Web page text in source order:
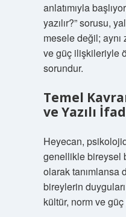
anlatımıyla
yazılır?” sorusu,
mesele değil;
ve güç ilişkileriyle
sorundur.
Temel
ve Yazılı
Heyecan,
genellikle bireysel
olarak tanımlansa
bireylerin
kültür, norm ve